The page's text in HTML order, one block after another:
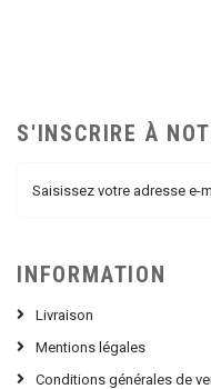
S'INSCRIRE À
INFORMATION
Livraison
Mentions légales
Conditions générales de